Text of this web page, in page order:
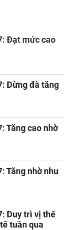
Đạt mức cao
Dừng đà tăng
Tăng cao nhờ
Tăng nhờ nhu
Duy trì vị thế
tuần qua